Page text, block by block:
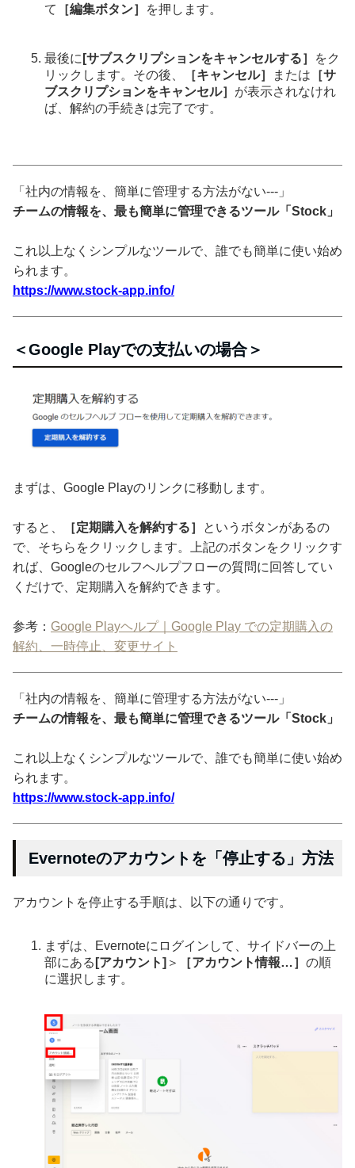
て ［編集ボタン］ を押します。
最後に [サブスクリプションをキャンセルする］
をク
リックします。その後、
［キャンセル］ または ［サ
ブスクリプションをキャンセル］ が表示されなけれ
ば、解約の手続きは完了です。
「社内の情報を、簡単に管理する方法がない---」
チームの情報を、最も簡単に管理できるツール「Stock」
これ以上なくシンプルなツールで、誰でも簡単に使い始め
られます。
https://www.stock-app.info/
＜Google Playでの支払いの場合＞
まずは、Google Playのリンクに移動します。
すると、 ［定期購入を解約する］
というボタンがあるの
で、そちらをクリックします。上記のボタンをクリックす
れば、Googleのセルフヘルプフローの質問に回答してい
くだけで、定期購入を解約できます。
参考： Google Playヘルプ｜Google Play での定期購入の
解約、一時停止、変更サイト
「社内の情報を、簡単に管理する方法がない---」
チームの情報を、最も簡単に管理できるツール「Stock」
これ以上なくシンプルなツールで、誰でも簡単に使い始め
られます。
https://www.stock-app.info/
Evernoteのアカウントを「停止する」方法
アカウントを停止する手順は、以下の通りです。
まずは、Evernoteにログインして、サイドバーの上
部にある [アカウント] ＞ ［アカウント情報…］ の順
に選択します。